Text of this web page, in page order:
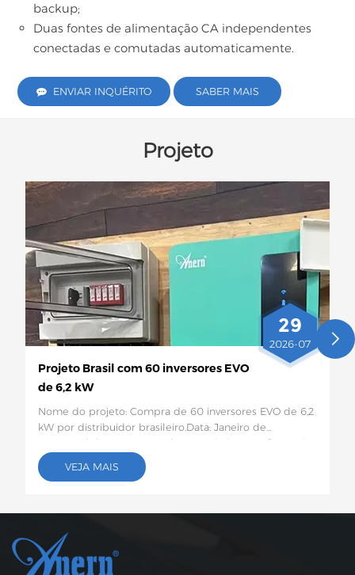
backup;
Duas fontes de alimentação CA independentes
conectadas e comutadas automaticamente.
ENVIAR INQUÉRITO SABER MAIS
Projeto
29
2026-07
Projeto Brasil com 60 inversores EVO
de 6,2 kW
Nome do projeto: Compra de 60 inversores EVO de 6,2
kW por distribuidor brasileiro.Data: Janeiro de
2026Local do projeto:Brasil Quantidade e configuração
específica: 60 inversores solares EVO de 6,2
kWDescrição do projeto:Este lote de 60 inversores
comércios. Este inversor híbrido de 6,2 kW suporta
saída CA dupla, possui proteção inteligente contra
baixa tensão, capacidade moderada e alta
VEJA MAIS